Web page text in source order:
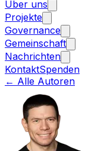
Über uns
Projekte
Governance
Gemeinschaft
Nachrichten
KontaktSpenden
← Alle Autoren